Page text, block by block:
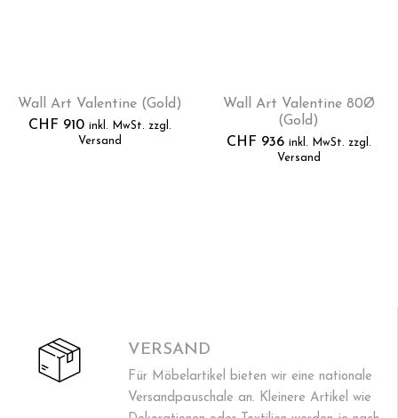
Wall Art Valentine (Gold)
CHF 910 inkl. MwSt. zzgl.
Versand
Wall Art Valentine 80Ø
(Gold)
CHF 936 inkl. MwSt. zzgl.
Versand
VERSAND
Für Möbelartikel bieten wir eine nationale
Versandpauschale an. Kleinere Artikel wie